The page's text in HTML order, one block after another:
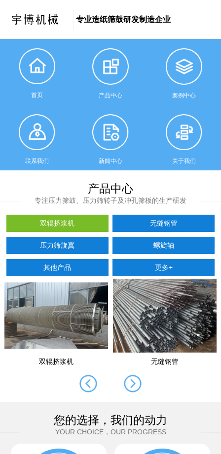
专业造纸筛鼓研发制造企业
首页 产品中心 案例中心
联系我们 新闻中心 关于我们
产品中心
专注压力筛鼓、压力筛转子及冲孔筛板的生产研发
双辊挤浆机 无缝钢管
压力筛旋翼 螺旋轴
其他产品 更多+
双辊挤浆机 无缝钢管
您的选择，我们的动力
YOUR CHOICE，OUR PROGRESS